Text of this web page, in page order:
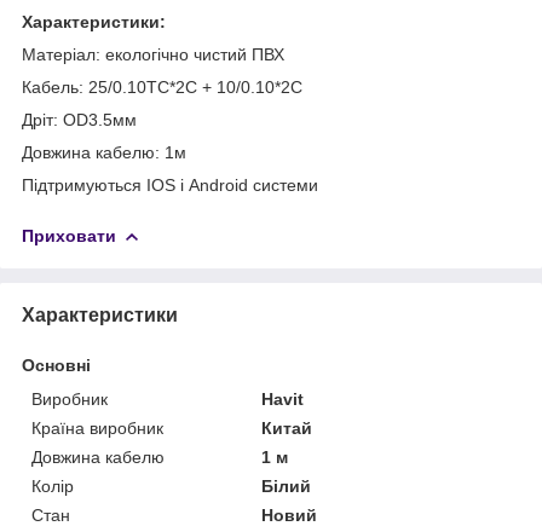
Характеристики:
Матеріал: екологічно чистий ПВХ
Кабель: 25/0.10TC*2C + 10/0.10*2C
Дріт: OD3.5мм
Довжина кабелю: 1м
Підтримуються IOS і Android системи
Приховати
Характеристики
Основні
Виробник
Havit
Країна виробник
Китай
Довжина кабелю
1 м
Колір
Білий
Стан
Новий